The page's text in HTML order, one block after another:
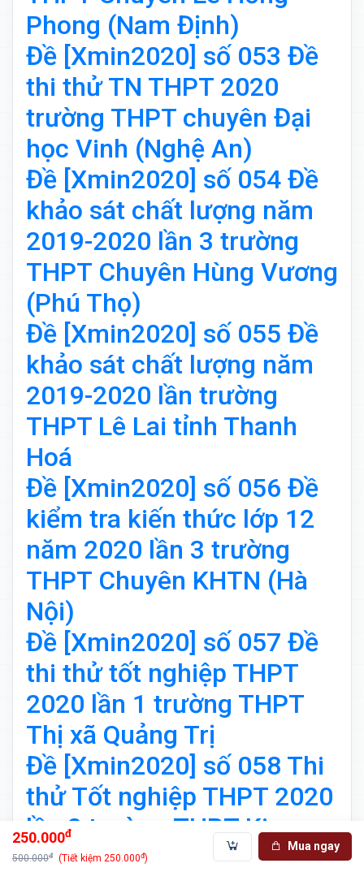
Phong (Nam Định)
Đề [Xmin2020] số 053 Đề
thi thử TN THPT 2020
trường THPT chuyên Đại
học Vinh (Nghệ An)
Đề [Xmin2020] số 054 Đề
khảo sát chất lượng năm
2019-2020 lần 3 trường
THPT Chuyên Hùng Vương
(Phú Thọ)
Đề [Xmin2020] số 055 Đề
khảo sát chất lượng năm
2019-2020 lần trường
THPT Lê Lai tỉnh Thanh
Hoá
Đề [Xmin2020] số 056 Đề
kiểm tra kiến thức lớp 12
năm 2020 lần 3 trường
THPT Chuyên KHTN (Hà
Nội)
Đề [Xmin2020] số 057 Đề
thi thử tốt nghiệp THPT
2020 lần 1 trường THPT
Thị xã Quảng Trị
Đề [Xmin2020] số 058 Thi
thử Tốt nghiệp THPT 2020
lần 2 trường THPT Kim
Liên (Hà Nội)
250.000đ
500.000đ (Tiết kiệm 250.000đ)
Mua ngay